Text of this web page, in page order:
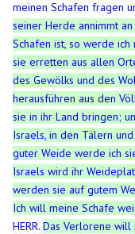
meinen Schafen fragen
seiner Herde annimmt
Schafen ist, so werde
sie erretten aus allen
des Gewölks und des
herausführen aus den
sie in ihr Land bringen;
Israels, in den Tälern
guter Weide werde ich
Israels wird ihr
werden sie auf gutem
Ich will meine Schafe
HERR.Das Verlorene will